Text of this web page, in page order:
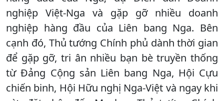
nghiệp Việt-Nga và gặp gỡ nhiều doanh
nghiệp hàng đầu của Liên bang Nga. Bên
cạnh đó, Thủ tướng Chính phủ dành thời gian
để gặp gỡ, tri ân nhiều bạn bè truyền thống
từ Đảng Cộng sản Liên bang Nga, Hội Cựu
chiến binh, Hội Hữu nghị Nga-Việt và ngay khi